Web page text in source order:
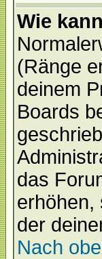
Wie
(Ränge
deinem
Boards
das
erhöhen,
der
Nach